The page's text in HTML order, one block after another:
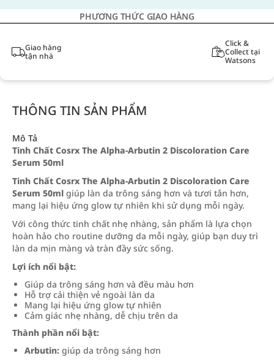
PHƯƠNG THỨC GIAO HÀNG
Giao hàng
tận nhà
Click &
Collect tại
Watsons
THÔNG TIN SẢN PHẨM
Mô Tả
Tinh Chất Cosrx The Alpha-Arbutin 2 Discoloration Care
Serum 50ml
Tinh Chất Cosrx The Alpha-Arbutin 2 Discoloration Care
Serum 50ml giúp làn da trông sáng hơn và tươi tắn hơn,
mang lại hiệu ứng glow tự nhiên khi sử dụng mỗi ngày.
Với công thức tinh chất nhẹ nhàng, sản phẩm là lựa chọn
hoàn hảo cho routine dưỡng da mỗi ngày, giúp bạn duy trì
làn da mịn màng và tràn đầy sức sống.
Lợi ích nổi bật:
Giúp da trông sáng hơn và đều màu hơn
Hỗ trợ cải thiện vẻ ngoài làn da
Mang lại hiệu ứng glow tự nhiên
Cảm giác nhẹ nhàng, dễ chịu trên da
Thành phần nổi bật:
Arbutin: giúp da trông sáng hơn